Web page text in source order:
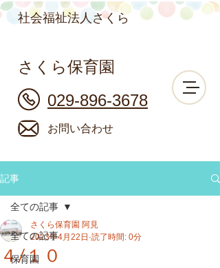
さくら保育園
029-896-3678
お問い合わせ
社会福祉法人さくら
記事
全ての記事
保育園
全ての記事
４/１０
さくら保育園 阿見
2023年4月22日 読了時間: 0分